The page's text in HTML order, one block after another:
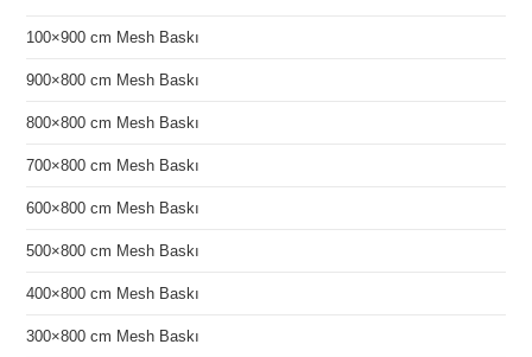
100×900 cm Mesh Baskı
900×800 cm Mesh Baskı
800×800 cm Mesh Baskı
700×800 cm Mesh Baskı
600×800 cm Mesh Baskı
500×800 cm Mesh Baskı
400×800 cm Mesh Baskı
300×800 cm Mesh Baskı